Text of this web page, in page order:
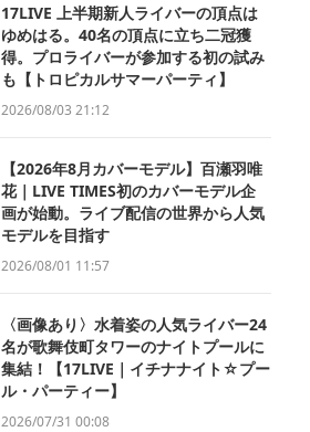
17LIVE 上半期新人ライバーの頂点は
ゆめはる。40名の頂点に立ち二冠獲
得。プロライバーが参加する初の試み
も【トロピカルサマーパーティ】
2026/08/03 21:12
【2026年8月カバーモデル】百瀬羽唯
花｜LIVE TIMES初のカバーモデル企
画が始動。ライブ配信の世界から人気
モデルを目指す
2026/08/01 11:57
〈画像あり〉水着姿の人気ライバー24
名が歌舞伎町タワーのナイトプールに
集結！【17LIVE｜イチナナイト☆プー
ル・パーティー】
2026/07/31 00:08